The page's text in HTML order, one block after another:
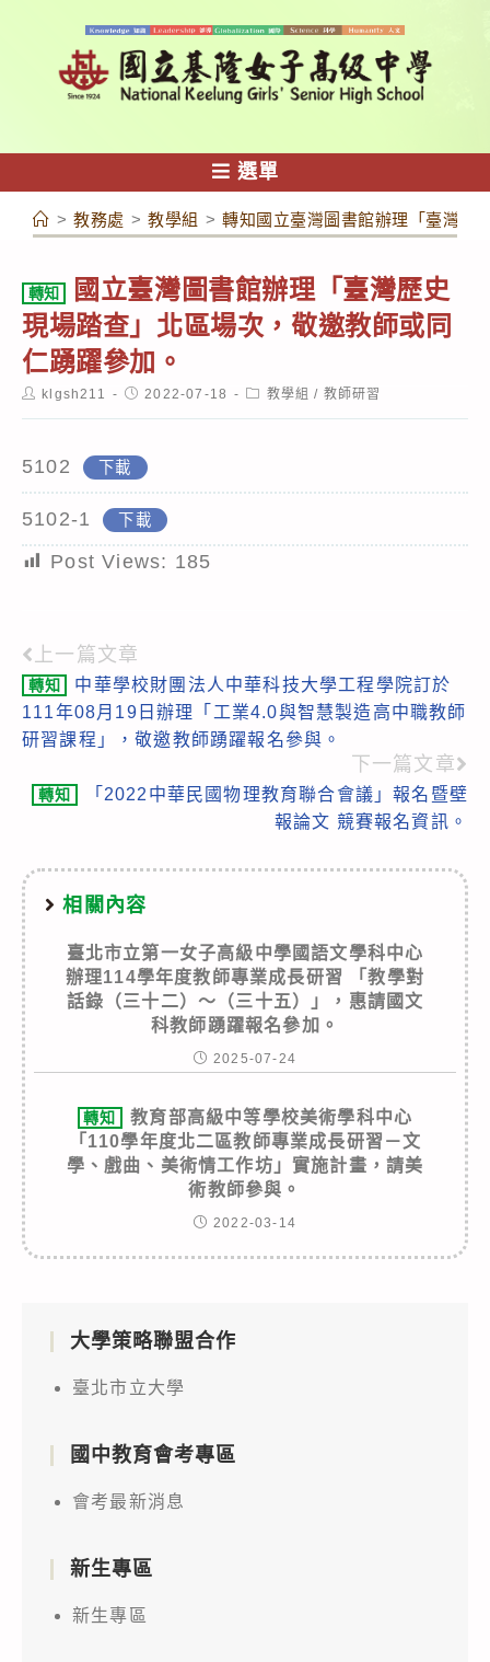
容
選單
> 教務處 > 教學組 > 轉知國立臺灣圖書館辦理「臺灣歷
轉知
國立臺灣圖書館辦理「臺灣歷史
現場踏查」北區場次，敬邀教師或同
仁踴躍參加。
Postklgsh211
Post2022-07-18
Post教學組 / 教師研習
5102 下載
5102-1 下載
Post Views: 185
Read
more
articles
上一篇文章
轉知
中華學校財團法人中華科技大學工程學院訂於
111年08月19日辦理「工業4.0與智慧製造高中職教師
研習課程」，敬邀教師踴躍報名參與。
下一篇文章
轉知
「2022中華民國物理教育聯合會議」報名暨壁
報論文 競賽報名資訊。
相關內容
臺北市立第一女子高級中學國語文學科中心
辦理114學年度教師專業成長研習 「教學對
話錄（三十二）～（三十五）」，惠請國文
科教師踴躍報名參加。
2025-07-24
轉知
教育部高級中等學校美術學科中心
「110學年度北二區教師專業成長研習－文
學、戲曲、美術情工作坊」實施計畫，請美
術教師參與。
2022-03-14
大學策略聯盟合作
臺北市立大學
國中教育會考專區
會考最新消息
新生專區
新生專區